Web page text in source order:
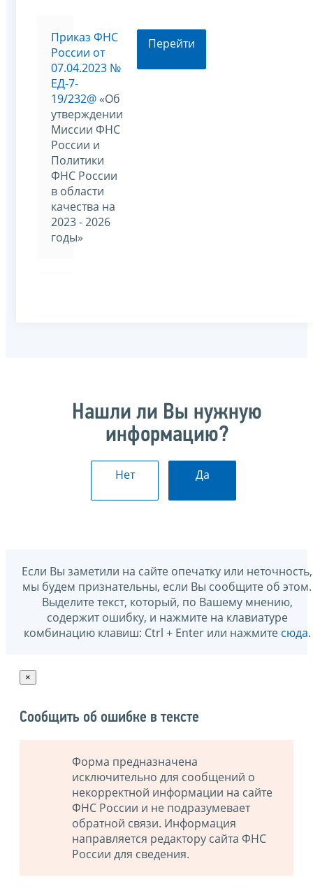
Приказ ФНС
России от
07.04.2023 №
ЕД-7-
19/232@ «Об
утверждении
Миссии ФНС
России и
Политики
ФНС России
в области
качества на
2023 - 2026
годы»
Перейти
Нашли ли Вы нужную
информацию?
Нет Да
Если Вы заметили на сайте опечатку или неточность,
мы будем признательны, если Вы сообщите об этом.
Выделите текст, который, по Вашему мнению,
содержит ошибку, и нажмите на клавиатуре
комбинацию клавиш: Ctrl + Enter или нажмите сюда.
×
Сообщить об ошибке в тексте
Форма предназначена
исключительно для сообщений о
некорректной информации на сайте
ФНС России и не подразумевает
обратной связи. Информация
направляется редактору сайта ФНС
России для сведения.